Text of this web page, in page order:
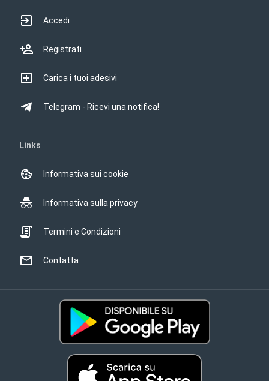
Accedi
Registrati
Carica i tuoi adesivi
Telegram - Ricevi una notifica!
Links
Informativa sui cookie
Informativa sulla privacy
Termini e Condizioni
Contatta